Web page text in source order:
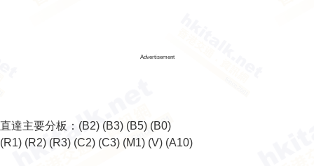
Advertisement
直達主要分板： (B2) (B3) (B5) (B0)
(R1) (R2) (R3) (C2) (C3) (M1) (V) (A10)